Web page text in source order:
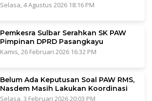
Selasa, 4 Agustus 2026 18:16 PM
Pemkesra Sulbar Serahkan SK PAW
Pimpinan DPRD Pasangkayu
Kamis, 26 Februari 2026 16:32 PM
Belum Ada Keputusan Soal PAW RMS,
Nasdem Masih Lakukan Koordinasi
Selasa, 3 Februari 2026 20:03 PM